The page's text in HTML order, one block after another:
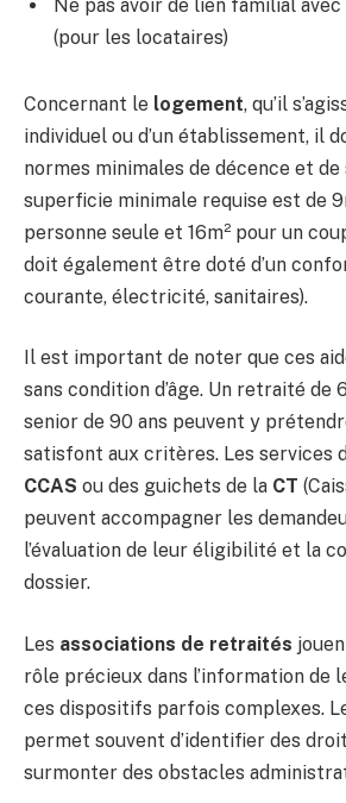
Ne pas avoir de lien familial
(pour les locataires)
Concernant le logement, qu’il
individuel ou d’un établissement, il
normes minimales de décence et
superficie minimale requise est de
personne seule et 16m² pour un
doit également être doté d’un
courante, électricité, sanitaires).
Il est important de noter que ces
sans condition d’âge. Un retraité de
senior de 90 ans peuvent y
satisfont aux critères. Les services
CCAS ou des guichets de la CT
peuvent accompagner les
l’évaluation de leur éligibilité et la
dossier.
Les associations de retraités
rôle précieux dans l’information de
ces dispositifs parfois complexes.
permet souvent d’identifier des
surmonter des obstacles